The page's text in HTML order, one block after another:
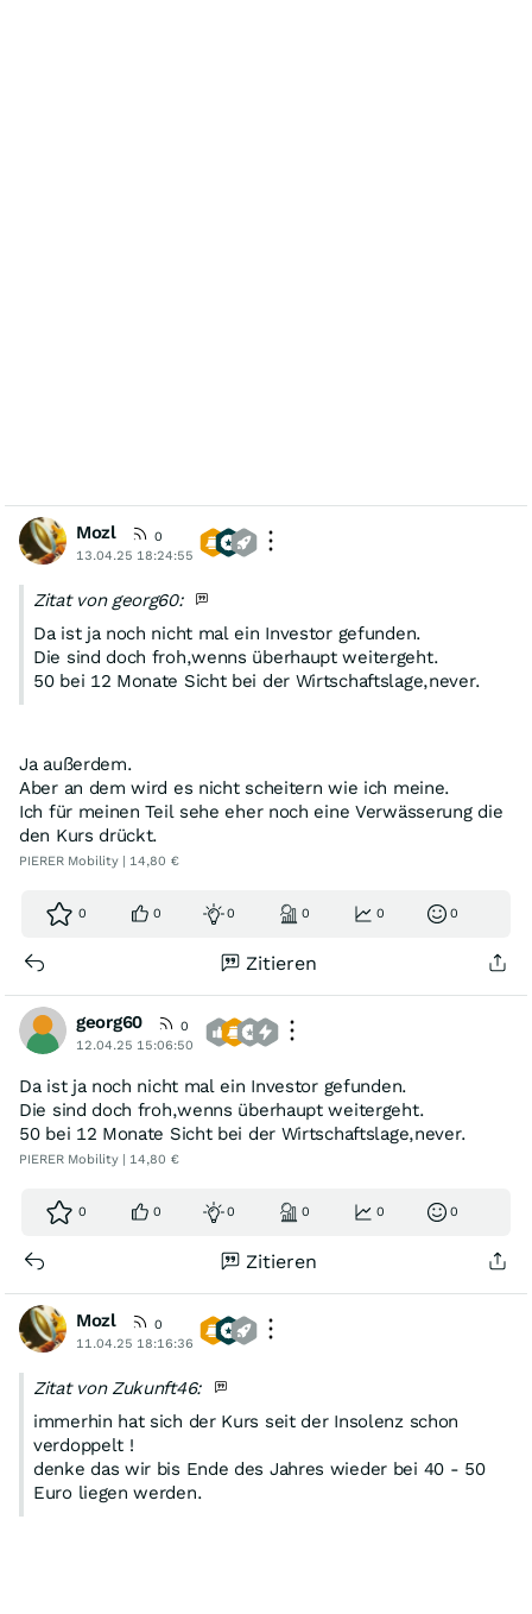
Mozl
0
13.04.25 18:24:55
Zitat von georg60:
Da ist ja noch nicht mal ein Investor gefunden.
Die sind doch froh,wenns überhaupt weitergeht.
50 bei 12 Monate Sicht bei der Wirtschaftslage,never.
Ja außerdem.
Aber an dem wird es nicht scheitern wie ich meine.
Ich für meinen Teil sehe eher noch eine Verwässerung die
den Kurs drückt.
PIERER Mobility | 14,80 €
0 0 0 0 0 0
Zitieren
georg60
0
12.04.25 15:06:50
Da ist ja noch nicht mal ein Investor gefunden.
Die sind doch froh,wenns überhaupt weitergeht.
50 bei 12 Monate Sicht bei der Wirtschaftslage,never.
PIERER Mobility | 14,80 €
0 0 0 0 0 0
Zitieren
Mozl
0
11.04.25 18:16:36
Zitat von Zukunft46:
immerhin hat sich der Kurs seit der Insolenz schon
verdoppelt !
denke das wir bis Ende des Jahres wieder bei 40 - 50
Euro liegen werden.